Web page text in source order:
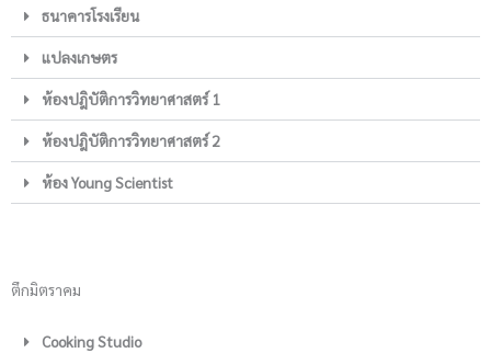
ธนาคารโรงเรียน
แปลงเกษตร
ห้องปฎิบัติการวิทยาศาสตร์ 1
ห้องปฎิบัติการวิทยาศาสตร์ 2
ห้อง Young Scientist
ตึกมิตราคม
Cooking Studio